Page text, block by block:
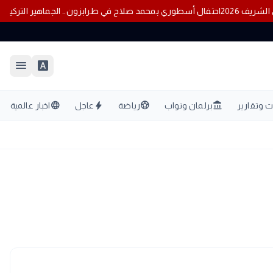
الشريف 2026 احتفال أسطوري بمحمد صلاح في طرابزون.. الجماهير
font_download
menu
وتقارير account_balanceبرلمان ونواب sports_soccerرياضة bolt عاجل languageاخبار عالمية